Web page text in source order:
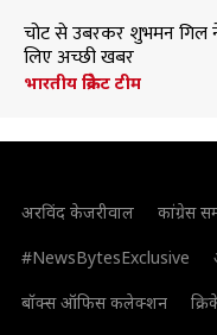
चोट से उबरकर शुभमन गिल
लिए अच्छी खबर
भारतीय क्रिकेट टीम
अरविंद केजरीवाल कांग्रेस
#NewsBytesExclusive
बॉक्स ऑफिस कलेक्शन